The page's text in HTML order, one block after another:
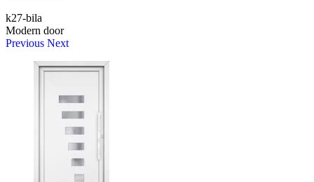
k27-bila
Modern door
Previous Next